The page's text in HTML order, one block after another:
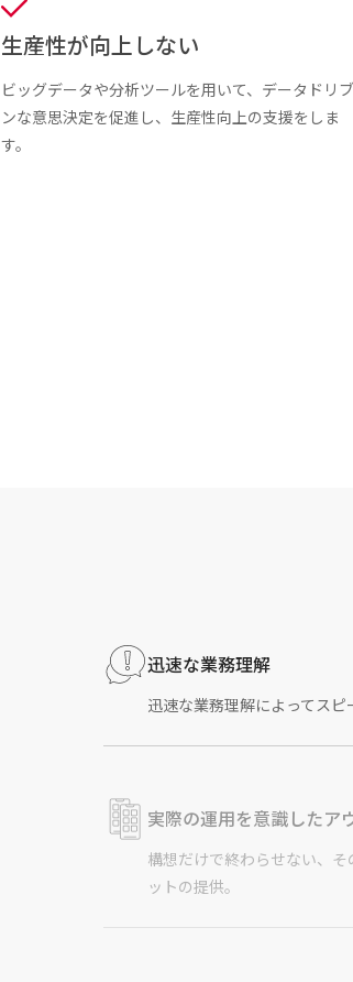
生産性が向上しない
ビッグデータや分析ツールを用いて、データドリブ
ンな意思決定を促進し、生産性向上の支援をしま
す。
迅速な業務理解
迅速な業務理解によってスピ
構想だけで終わらせない、そ
ットの提供。